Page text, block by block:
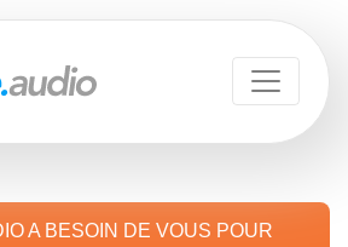
A BESOIN DE VOUS POUR